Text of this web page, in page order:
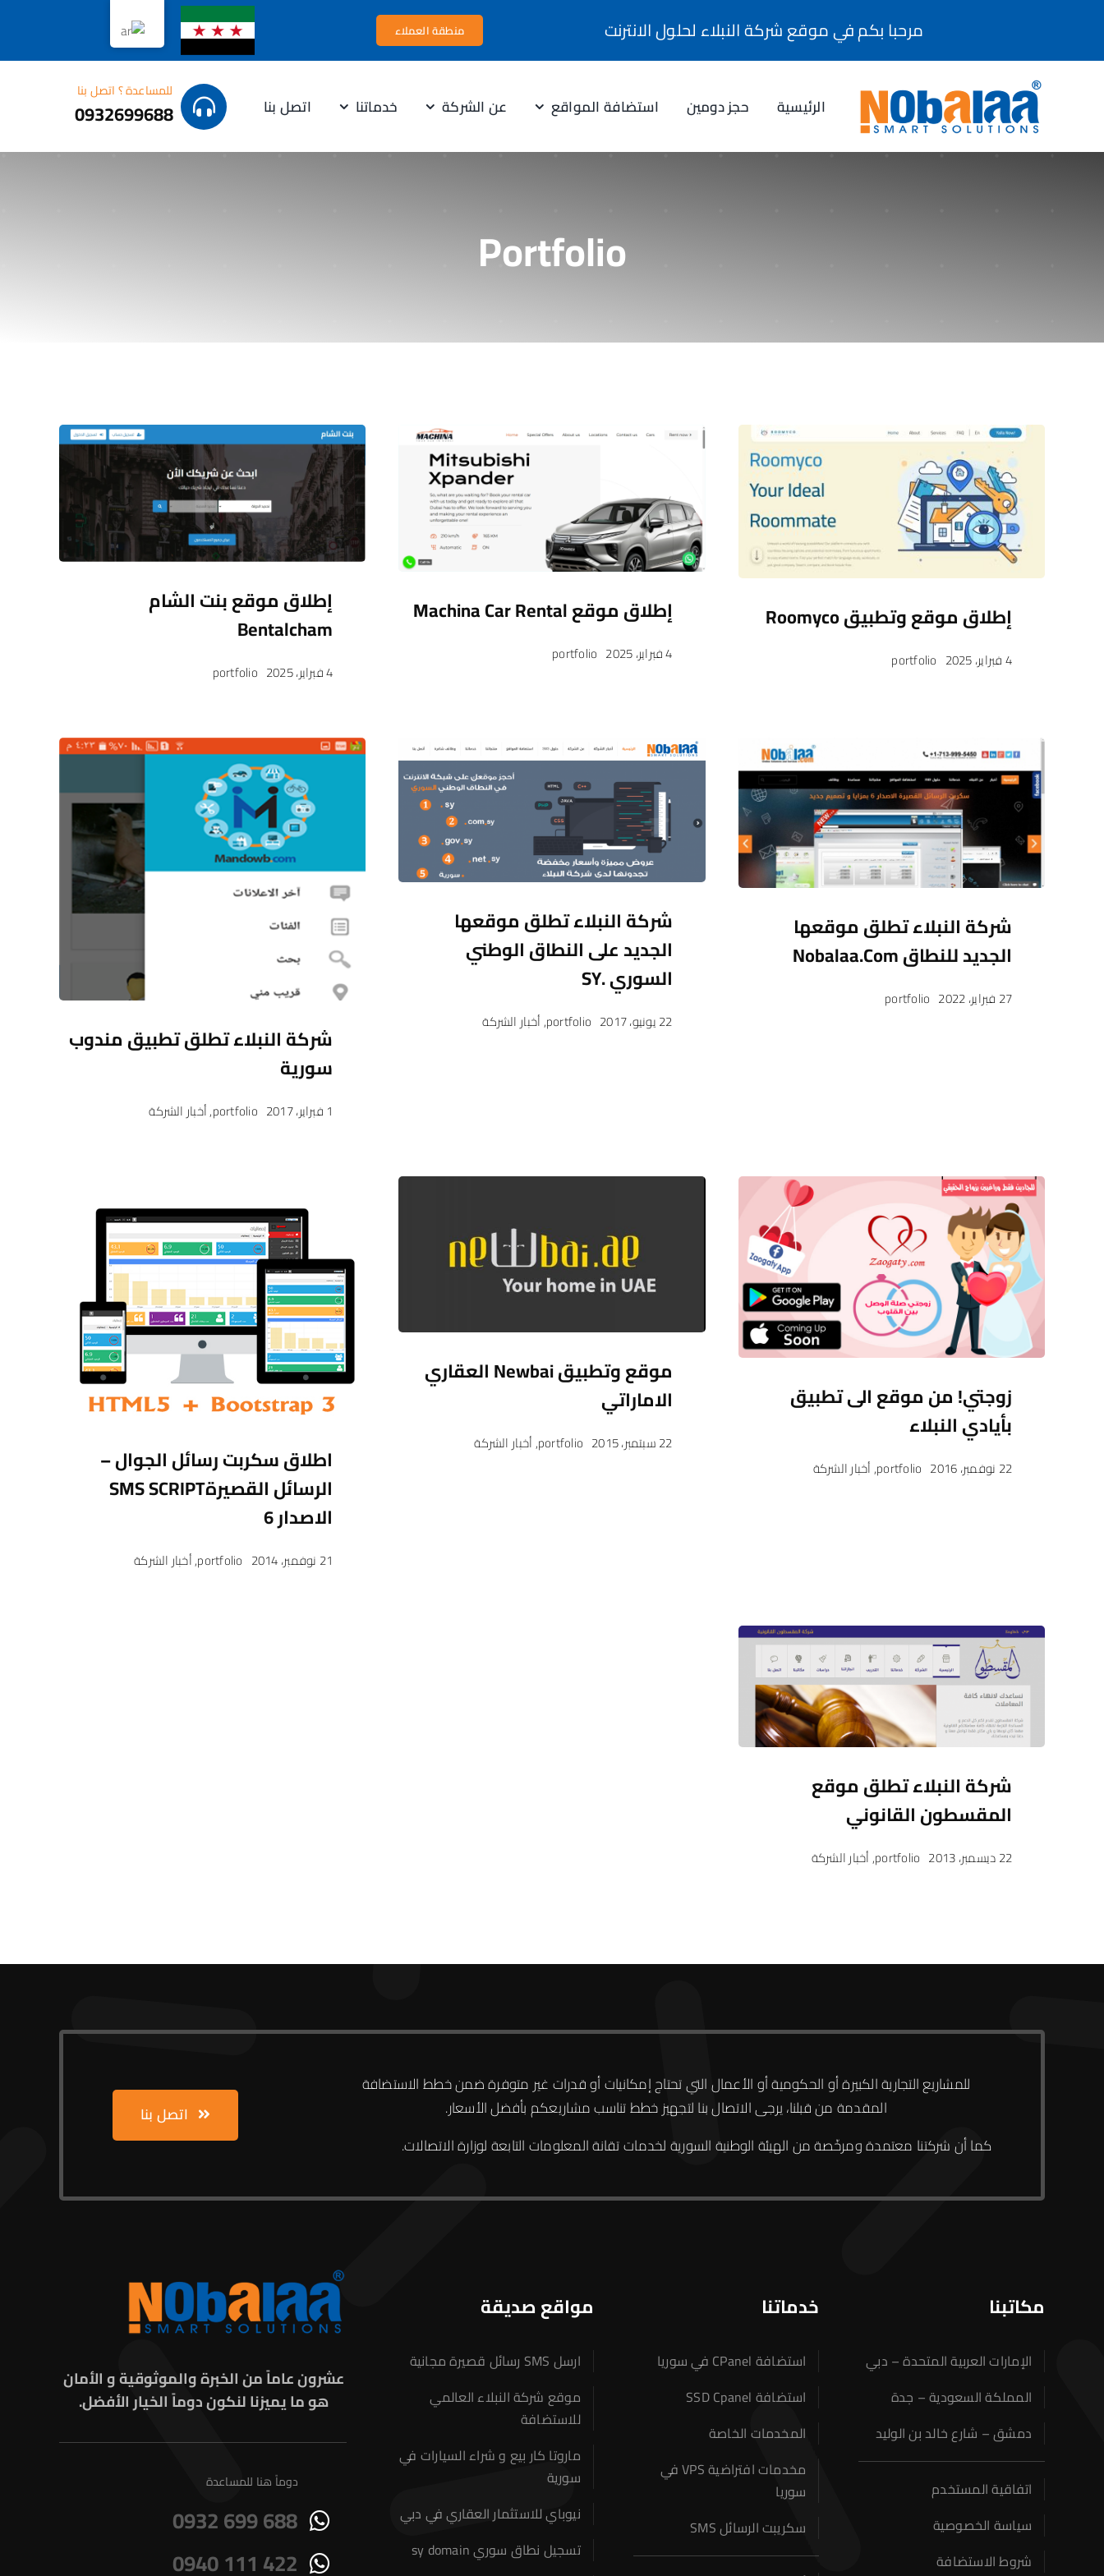
content
مرحبا بكم في موقع شركة النبلاء لحلول الانترنت منطقة العملاء
الرئيسية حجز دومين استضافة المواقع عن الشركة خدماتنا اتصل بنا
للمساعدة ؟ اتصل بنا
0932699688
Portfolio
إطلاق موقع وتطبيق Roomyco
4 فبراير، 2025 portfolio
إطلاق موقع Machina Car Rental
4 فبراير، 2025 portfolio
إطلاق موقع بنت الشام
Bentalcham
4 فبراير، 2025 portfolio
شركة النبلاء تطلق موقعها
الجديد للنطاق Nobalaa.com
27 فبراير، 2022 portfolio
شركة النبلاء تطلق موقعها
الجديد على النطاق الوطني
السوري .SY
22 يونيو، 2017 portfolio
,أخبار الشركة
شركة النبلاء تطلق تطبيق مندوب
سورية
1 فبراير، 2017 portfolio
,أخبار الشركة
زوجتي! من موقع الى تطبيق
بأيادي النبلاء
22 نوفمبر، 2016 portfolio
,أخبار الشركة
موقع وتطبيق Newbai العقاري
الاماراتي
22 سبتمبر، 2015 portfolio
,أخبار الشركة
اطلاق سكربت رسائل الجوال –
الرسائل القصيرةSMS SCRIPT
الاصدار 6
21 نوفمبر، 2014 portfolio
,أخبار الشركة
شركة النبلاء تطلق موقع
المقسطون القانوني
22 ديسمبر، 2013 portfolio
,أخبار الشركة
للمشاريع التجارية الكبيرة أو الحكومية أو الأعمال التي تحتاج إمكانيات أو قدرات غير متوفرة ضمن خطط الاستضافة
المقدمة من قبلنا، يرجى الاتصال بنا لتجهيز خطط تناسب مشاريعكم بأفضل الأسعار.
كما أن شركتنا معتمدة ومرخّصة من الهيئة الوطنية السوريةلخدمات تقانة المعلومات التابعة لوزارة الاتصالات.
اتصل بنا
مكاتبنا
الإمارات العربية المتحدة – دبي
المملكة السعودية – جدة
دمشق – شارع خالد بن الوليد
اتفاقية المستخدم
سياسة الخصوصية
شروط الاستضافة
خدماتنا
استضافة CPanel في سوريا
استضافة SSD Cpanel
المخدمات الخاصة
مخدمات افتراضية VPS في
سوريا
سكريبت الرسائل SMS
مواقع صديقة
ارسل SMS رسائل قصيرة مجانية
موقع شركة النبلاء العالمي
للاستضافة
ماروتا كار بيع و شراء السيارات في
سورية
نيوباي للاستثمار العقاري في دبي
تسجيل نطاق سوري sy domain
عشرون عاماً من الخبرة والموثوقية و الأمان
هو ما يميزنا لنكون دوماً الخيار الأفضل.
دوماً هنا للمساعدة
0932 699 688
0940 111 422
حجز دومين
خدماتنا
اتصل بنا